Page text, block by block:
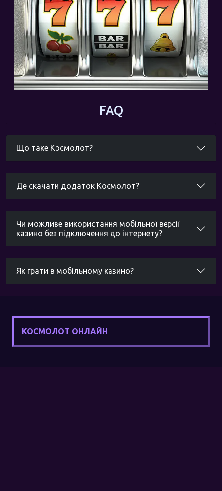
FAQ
Що таке Космолот?
Де скачати додаток Космолот?
Чи можливе використання мобільної версії
казино без підключення до інтернету?
Як грати в мобільному казино?
версією?